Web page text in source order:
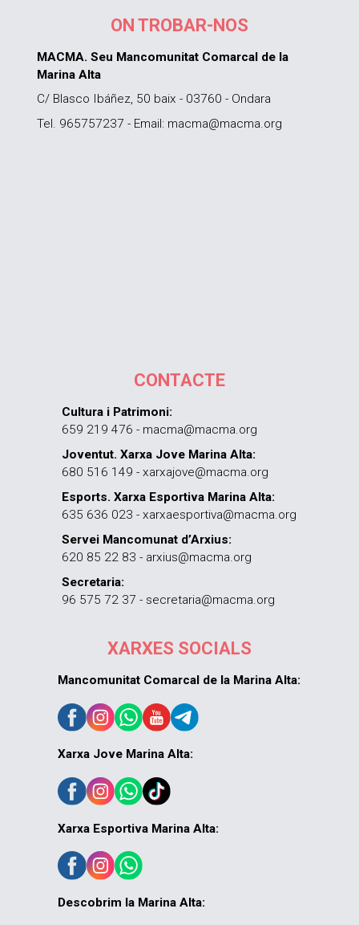
ON TROBAR-NOS
MACMA. Seu Mancomunitat Comarcal de la
Marina Alta
C/ Blasco Ibáñez, 50 baix - 03760 - Ondara
Tel. 965757237 - Email: macma@macma.org
CONTACTE
Cultura i Patrimoni:
659 219 476 - macma@macma.org
Joventut. Xarxa Jove Marina Alta:
680 516 149 - xarxajove@macma.org
Esports. Xarxa Esportiva Marina Alta:
635 636 023 - xarxaesportiva@macma.org
Servei Mancomunat d’Arxius:
620 85 22 83 - arxius@macma.org
Secretaria:
96 575 72 37 - secretaria@macma.org
XARXES SOCIALS
Mancomunitat Comarcal de la Marina Alta:
Xarxa Jove Marina Alta:
Xarxa Esportiva Marina Alta:
Descobrim la Marina Alta: